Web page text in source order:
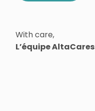
With care,
L’équipe AltaCares